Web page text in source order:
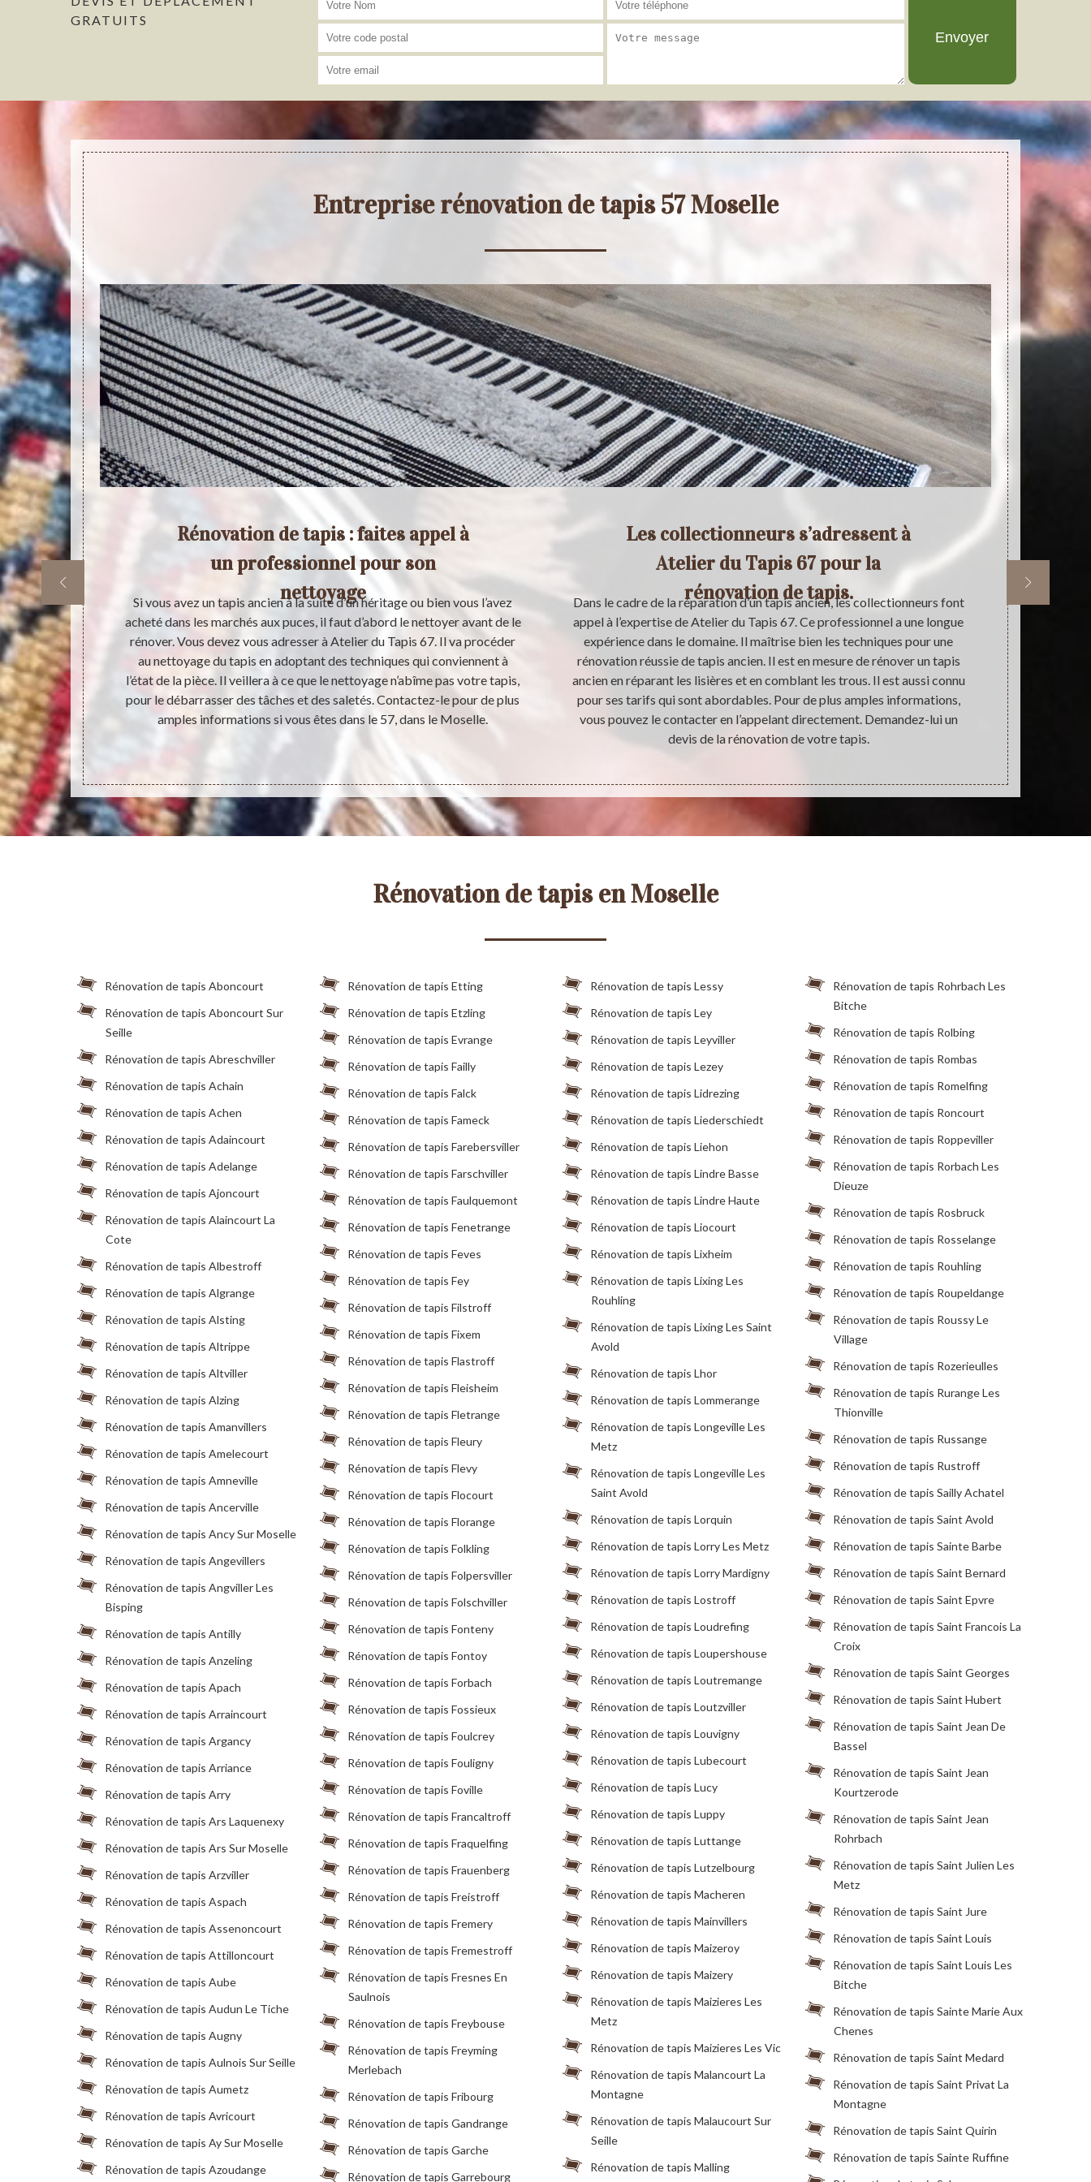
GRATUITS
Entreprise rénovation de tapis 57 Moselle
de vous
en
années
il est
Ses
sont très
57, dans le
Rénovation de tapis : faites appel à
un professionnel pour son
nettoyage
Si vous avez un tapis ancien à la suite d’un héritage ou bien vous l’avez
acheté dans les marchés aux puces, il faut d’abord le nettoyer avant de le
rénover. Vous devez vous adresser à Atelier du Tapis 67. Il va procéder
au nettoyage du tapis en adoptant des techniques qui conviennent à
l’état de la pièce. Il veillera à ce que le nettoyage n’abîme pas votre tapis,
pour le débarrasser des tâches et des saletés. Contactez-le pour de plus
amples informations si vous êtes dans le 57, dans le Moselle.
Les collectionneurs s’adressent à
Atelier du Tapis 67 pour la
rénovation de tapis.
Dans le cadre de la réparation d’un tapis ancien, les collectionneurs font
appel à l’expertise de Atelier du Tapis 67. Ce professionnel a une longue
expérience dans le domaine. Il maîtrise bien les techniques pour une
rénovation réussie de tapis ancien. Il est en mesure de rénover un tapis
ancien en réparant les lisières et en comblant les trous. Il est aussi connu
pour ses tarifs qui sont abordables. Pour de plus amples informations,
vous pouvez le contacter en l’appelant directement. Demandez-lui un
devis de la rénovation de votre tapis.
Dans le
Rénovation de tapis en Moselle
Rénovation de tapis Aboncourt
Rénovation de tapis Aboncourt Sur
Seille
Rénovation de tapis Abreschviller
Rénovation de tapis Achain
Rénovation de tapis Achen
Rénovation de tapis Adaincourt
Rénovation de tapis Adelange
Rénovation de tapis Ajoncourt
Rénovation de tapis Alaincourt La
Cote
Rénovation de tapis Albestroff
Rénovation de tapis Algrange
Rénovation de tapis Alsting
Rénovation de tapis Altrippe
Rénovation de tapis Altviller
Rénovation de tapis Alzing
Rénovation de tapis Amanvillers
Rénovation de tapis Amelecourt
Rénovation de tapis Amneville
Rénovation de tapis Ancerville
Rénovation de tapis Ancy Sur Moselle
Rénovation de tapis Angevillers
Rénovation de tapis Angviller Les
Bisping
Rénovation de tapis Antilly
Rénovation de tapis Anzeling
Rénovation de tapis Apach
Rénovation de tapis Arraincourt
Rénovation de tapis Argancy
Rénovation de tapis Arriance
Rénovation de tapis Arry
Rénovation de tapis Ars Laquenexy
Rénovation de tapis Ars Sur Moselle
Rénovation de tapis Arzviller
Rénovation de tapis Aspach
Rénovation de tapis Assenoncourt
Rénovation de tapis Attilloncourt
Rénovation de tapis Aube
Rénovation de tapis Audun Le Tiche
Rénovation de tapis Augny
Rénovation de tapis Aulnois Sur Seille
Rénovation de tapis Aumetz
Rénovation de tapis Avricourt
Rénovation de tapis Ay Sur Moselle
Rénovation de tapis Azoudange
Rénovation de tapis Etting
Rénovation de tapis Etzling
Rénovation de tapis Evrange
Rénovation de tapis Failly
Rénovation de tapis Falck
Rénovation de tapis Fameck
Rénovation de tapis Farebersviller
Rénovation de tapis Farschviller
Rénovation de tapis Faulquemont
Rénovation de tapis Fenetrange
Rénovation de tapis Feves
Rénovation de tapis Fey
Rénovation de tapis Filstroff
Rénovation de tapis Fixem
Rénovation de tapis Flastroff
Rénovation de tapis Fleisheim
Rénovation de tapis Fletrange
Rénovation de tapis Fleury
Rénovation de tapis Flevy
Rénovation de tapis Flocourt
Rénovation de tapis Florange
Rénovation de tapis Folkling
Rénovation de tapis Folpersviller
Rénovation de tapis Folschviller
Rénovation de tapis Fonteny
Rénovation de tapis Fontoy
Rénovation de tapis Forbach
Rénovation de tapis Fossieux
Rénovation de tapis Foulcrey
Rénovation de tapis Fouligny
Rénovation de tapis Foville
Rénovation de tapis Francaltroff
Rénovation de tapis Fraquelfing
Rénovation de tapis Frauenberg
Rénovation de tapis Freistroff
Rénovation de tapis Fremery
Rénovation de tapis Fremestroff
Rénovation de tapis Fresnes En
Saulnois
Rénovation de tapis Freybouse
Rénovation de tapis Freyming
Merlebach
Rénovation de tapis Fribourg
Rénovation de tapis Gandrange
Rénovation de tapis Garche
Rénovation de tapis Garrebourg
Rénovation de tapis Lessy
Rénovation de tapis Ley
Rénovation de tapis Leyviller
Rénovation de tapis Lezey
Rénovation de tapis Lidrezing
Rénovation de tapis Liederschiedt
Rénovation de tapis Liehon
Rénovation de tapis Lindre Basse
Rénovation de tapis Lindre Haute
Rénovation de tapis Liocourt
Rénovation de tapis Lixheim
Rénovation de tapis Lixing Les
Rouhling
Rénovation de tapis Lixing Les Saint
Avold
Rénovation de tapis Lhor
Rénovation de tapis Lommerange
Rénovation de tapis Longeville Les
Metz
Rénovation de tapis Longeville Les
Saint Avold
Rénovation de tapis Lorquin
Rénovation de tapis Lorry Les Metz
Rénovation de tapis Lorry Mardigny
Rénovation de tapis Lostroff
Rénovation de tapis Loudrefing
Rénovation de tapis Loupershouse
Rénovation de tapis Loutremange
Rénovation de tapis Loutzviller
Rénovation de tapis Louvigny
Rénovation de tapis Lubecourt
Rénovation de tapis Lucy
Rénovation de tapis Luppy
Rénovation de tapis Luttange
Rénovation de tapis Lutzelbourg
Rénovation de tapis Macheren
Rénovation de tapis Mainvillers
Rénovation de tapis Maizeroy
Rénovation de tapis Maizery
Rénovation de tapis Maizieres Les
Metz
Rénovation de tapis Maizieres Les Vic
Rénovation de tapis Malancourt La
Montagne
Rénovation de tapis Malaucourt Sur
Seille
Rénovation de tapis Malling
Rénovation de tapis Rohrbach Les
Bitche
Rénovation de tapis Rolbing
Rénovation de tapis Rombas
Rénovation de tapis Romelfing
Rénovation de tapis Roncourt
Rénovation de tapis Roppeviller
Rénovation de tapis Rorbach Les
Dieuze
Rénovation de tapis Rosbruck
Rénovation de tapis Rosselange
Rénovation de tapis Rouhling
Rénovation de tapis Roupeldange
Rénovation de tapis Roussy Le
Village
Rénovation de tapis Rozerieulles
Rénovation de tapis Rurange Les
Thionville
Rénovation de tapis Russange
Rénovation de tapis Rustroff
Rénovation de tapis Sailly Achatel
Rénovation de tapis Saint Avold
Rénovation de tapis Sainte Barbe
Rénovation de tapis Saint Bernard
Rénovation de tapis Saint Epvre
Rénovation de tapis Saint Francois La
Croix
Rénovation de tapis Saint Georges
Rénovation de tapis Saint Hubert
Rénovation de tapis Saint Jean De
Bassel
Rénovation de tapis Saint Jean
Kourtzerode
Rénovation de tapis Saint Jean
Rohrbach
Rénovation de tapis Saint Julien Les
Metz
Rénovation de tapis Saint Jure
Rénovation de tapis Saint Louis
Rénovation de tapis Saint Louis Les
Bitche
Rénovation de tapis Sainte Marie Aux
Chenes
Rénovation de tapis Saint Medard
Rénovation de tapis Saint Privat La
Montagne
Rénovation de tapis Saint Quirin
Rénovation de tapis Sainte Ruffine